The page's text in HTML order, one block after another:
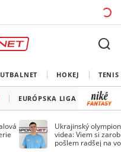
HOKEJ TENIS
EURÓPSKA LIGA
Ukrajinský
videa: Viem si
pošlem radšej na